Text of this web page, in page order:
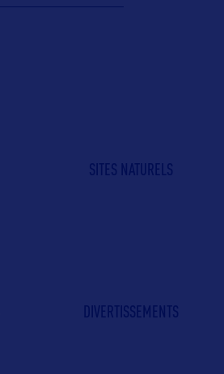
SITES NATURELS
DIVERTISSEMENTS